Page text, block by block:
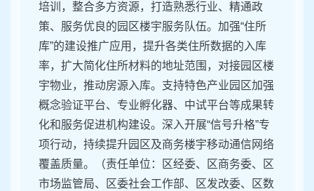
培训，整合多方资源，打造熟悉行业、精通政
策、服务优良的园区楼宇服务队伍。加强“住所
库”的建设推广应用，提升各类住所数据的入库
率，扩大简化住所材料的地址范围，对接园区楼
宇物业，推动房源入库。支持特色产业园区加强
概念验证平台、专业孵化器、中试平台等成果转
化和服务促进机构建设。深入开展“信号升格”专
项行动，持续提升园区及商务楼宇移动通信网络
覆盖质量。（责任单位：区经委、区商务委、区
市场监管局、区委社会工作部、区发改委、区数